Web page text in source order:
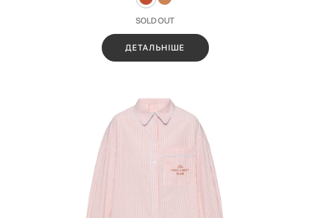
SOLD OUT
ДЕТАЛЬНІШЕ